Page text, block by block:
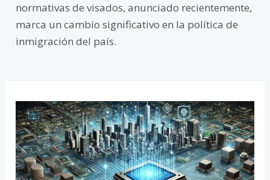
normativas de visados, anunciado recientemente,
marca un cambio significativo en la política de
inmigración del país.